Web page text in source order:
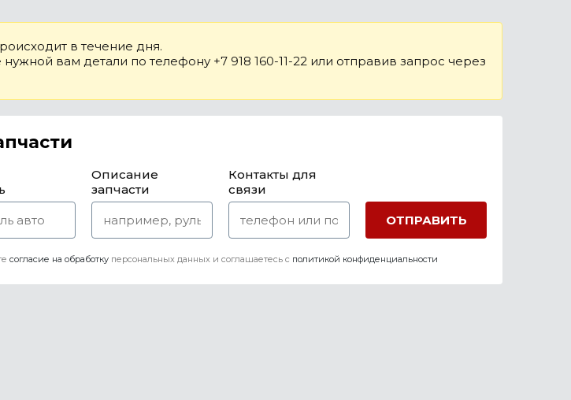
в течение дня.
вам детали по телефону +7 918 160-11-22 или отправив запрос через
Описание
запчасти
Контакты для
связи
согласие на обработку персональных данных и соглашаетесь c политикой конфиденциальности